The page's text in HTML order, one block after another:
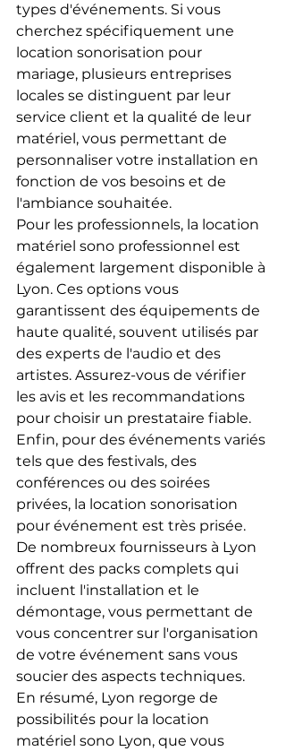
types d'événements. Si vous
cherchez spécifiquement une
location sonorisation pour
mariage, plusieurs entreprises
locales se distinguent par leur
service client et la qualité de leur
matériel, vous permettant de
personnaliser votre installation en
fonction de vos besoins et de
l'ambiance souhaitée.
Pour les professionnels, la location
matériel sono professionnel est
également largement disponible à
Lyon. Ces options vous
garantissent des équipements de
haute qualité, souvent utilisés par
des experts de l'audio et des
artistes. Assurez-vous de vérifier
les avis et les recommandations
pour choisir un prestataire fiable.
Enfin, pour des événements variés
tels que des festivals, des
conférences ou des soirées
privées, la location sonorisation
pour événement est très prisée.
De nombreux fournisseurs à Lyon
offrent des packs complets qui
incluent l'installation et le
démontage, vous permettant de
vous concentrer sur l'organisation
de votre événement sans vous
soucier des aspects techniques.
En résumé, Lyon regorge de
possibilités pour la location
matériel sono Lyon, que vous